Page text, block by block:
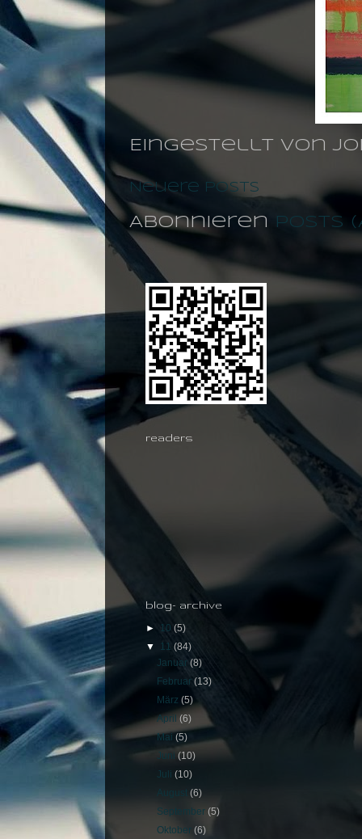
Eingestellt von
Neuere Posts
Abonnieren Posts
readers
blog- archive
► 10 (5)
▼ 11 (84)
Januar(8)
Februar(13)
März(5)
April(6)
Mai(5)
Juni(10)
Juli(10)
August(6)
September(5)
Oktober(6)